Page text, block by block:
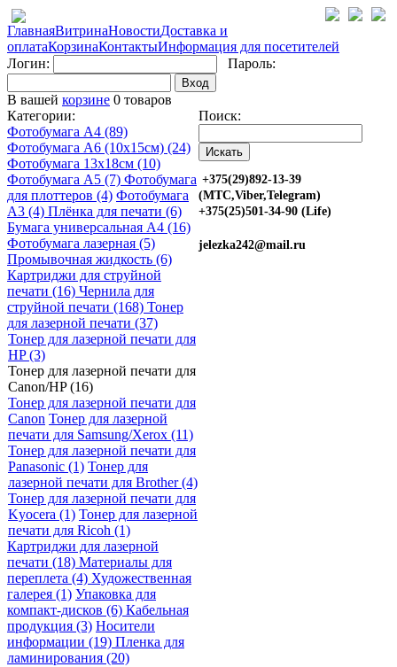
ГлавнаяВитринаНовостиДоставка и
оплатаКорзинаКонтактыИнформация для посетителей
Логин:
Пароль:
Вход
В вашей корзине 0 товаров
Категории:
Фотобумага A4 (89)
Фотобумага A6 (10х15см) (24)
Фотобумага 13х18см (10)
Фотобумага A5 (7) Фотобумага
для плоттеров (4) Фотобумага
A3 (4) Плёнка для печати (6)
Бумага универсальная A4 (16)
Фотобумага лазерная (5)
Промывочная жидкость (6)
Картриджи для струйной
печати (16) Чернила для
струйной печати (168) Тонер
для лазерной печати (37)
Тонер для лазерной печати для
HP (3)
Тонер для лазерной печати для
Canon/HP (16)
Тонер для лазерной печати для
Canon Тонер для лазерной
печати для Samsung/Xerox (11)
Тонер для лазерной печати для
Panasonic (1) Тонер для
лазерной печати для Brother (4)
Тонер для лазерной печати для
Kyocera (1) Тонер для лазерной
печати для Ricoh (1)
Картриджи для лазерной
печати (18) Материалы для
переплета (4) Художественная
галерея (1) Упаковка для
компакт-дисков (6) Кабельная
продукция (3) Носители
информации (19) Пленка для
ламинирования (20)
Поиск:
+375(29)892-13-39
(МТС,Viber,Telegram)
+375(25)501-34-90 (Life)
jelezka242@mail.ru